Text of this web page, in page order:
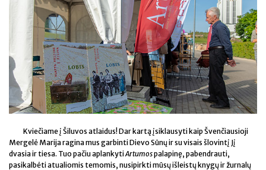
Kviečiame į Šiluvos atlaidus! Dar kartą įsiklausyti kaip Švenčiausioji
Mergelė Marija ragina mus garbinti Dievo Sūnų ir su visais šlovintį Jį
dvasia ir tiesa. Tuo pačiu aplankytiArtumospalapinę, pabendrauti,
pasikalbėti atualiomis temomis, nusipirkti mūsų išleistų knygų ir žurnalų